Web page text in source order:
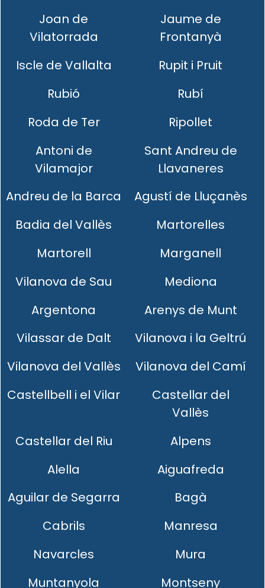
Joan de
Vilatorrada
Jaume de
Frontanyà
Iscle de Vallalta
Rupit i Pruit
Rubió
Rubí
Roda de Ter
Ripollet
Antoni de
Vilamajor
Sant Andreu de
Llavaneres
Andreu de la Barca
Agustí de Lluçanès
Badia del Vallès
Martorelles
Martorell
Marganell
Vilanova de Sau
Mediona
Argentona
Arenys de Munt
Vilassar de Dalt
Vilanova i la Geltrú
Vilanova del Vallès
Vilanova del Camí
Castellbell i el Vilar
Castellar del
Vallès
Castellar del Riu
Alpens
Alella
Aiguafreda
Aguilar de Segarra
Bagà
Cabrils
Manresa
Navarcles
Mura
Muntanyola
Montseny